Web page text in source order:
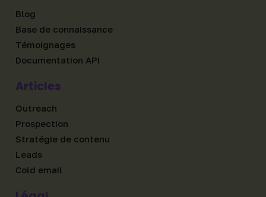
Blog
Base de connaissance
Témoignages
Documentation API
Articles
Outreach
Prospection
Stratégie de contenu
Leads
Cold email